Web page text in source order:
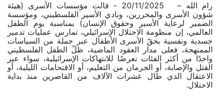
رام الله – 20/11/2025 - قالت مؤسسات الأسرى (هيئة
شؤون الأسرى والمحررين، ونادي الأسير الفلسطيني، ومؤسسة
الضمير لرعاية الأسير وحقوق الإنسان) بمناسبة يوم الطفل
العالمي، إن منظومة الاحتلال الإسرائيلي، تمارس عمليات تدمير
جسدية ونفسية بحقّ الأسرى الأطفال عبر جملة من السياسات
الممنهجة، فعلى مدار العقود الماضية، ظلّ الطفل الفلسطيني
واحدًا من أكثر الفئات تعرضًا للانتهاكات الإسرائيلية، سواء عبر
القتل والإصابة، أو الحرمان من التعليم، أو الاقتحامات الليلية، أو
الاعتقال الذي طال عشرات الآلاف من القاصرين منذ بداية
الاحتلال.